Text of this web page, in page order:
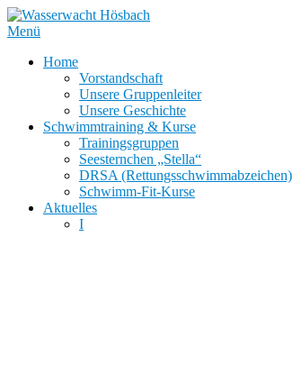
Zum
Inhalt
Menü
Home
Vorstandschaft
Unsere Gruppenleiter
Unsere Geschichte
Schwimmtraining & Kurse
Trainingsgruppen
Seesternchen „Stella“
DRSA (Rettungsschwimmabzeichen)
Schwimm-Fit-Kurse
Aktuelles
I